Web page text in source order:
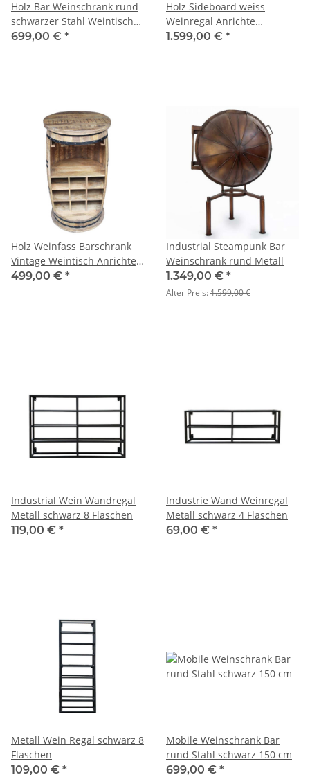
Holz Bar Weinschrank rund
schwarzer Stahl Weintisch
110 cm
699,00 € *
Holz Sideboard weiss
Weinregal Anrichte
Landhausstil 160cm
1.599,00 € *
Holz Weinfass Barschrank
Vintage Weintisch Anrichte
mit Glashaltern
499,00 € *
Industrial Steampunk Bar
Weinschrank rund Metall
1.349,00 € *
Alter Preis:1.599,00 €
Industrial Wein Wandregal
Metall schwarz 8 Flaschen
119,00 € *
Industrie Wand Weinregal
Metall schwarz 4 Flaschen
69,00 € *
Metall Wein Regal schwarz 8
Flaschen
109,00 € *
Mobile Weinschrank Bar
rund Stahl schwarz 150 cm
699,00 € *